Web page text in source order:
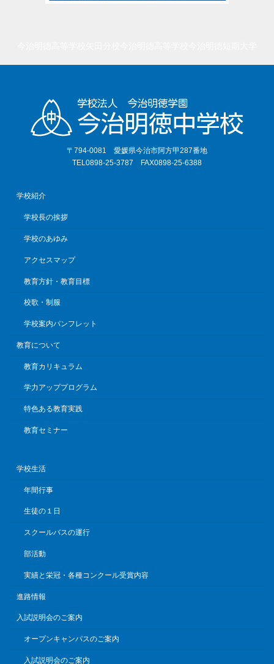
〒794-0081 愛媛県今治市阿方甲287番地
TEL0898-25-3787 FAX0898-25-6388
学校紹介
学校長の挨拶
学校のあゆみ
アクセスマップ
教育方針・教育目標
校歌・制服
学校案内パンフレット
教育について
教育カリキュラム
学力アッププログラム
特色ある教育実践
教育セミナー
学校生活
年間行事
生徒の１日
スクールバスの運行
部活動
実績と栄冠・各種コンクール受賞内容
進路情報
入試説明会のご案内
オープンキャンパスのご案内
入試説明会のご案内